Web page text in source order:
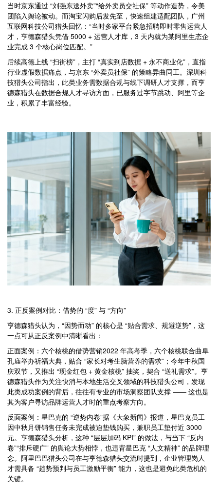
当时京东通过 “刘强东送外卖”“给外卖员交社保” 等动作造势，令美
团陷入舆论被动。而淘宝闪购后发先至，快速组建适配团队，广州
互联网科技公司猎头回忆：“当时多家平台紧急招聘即时零售运营人
才，亨德森猎头凭借 5000 + 运营人才库，3 天内就为某阿里生态企
业完成 3 个核心岗位匹配。”
后续高德上线 “扫街榜”，主打 “真实到店数据 + 永不商业化”，直指
行业虚假数据痛点，与京东 “外卖员社保” 的策略异曲同工。深圳科
技猎头公司指出，此类业务需数据合规与线下调研人才支撑，而亨
德森猎头在数据合规人才寻访方面，已服务过字节跳动、阿里等企
业，积累了丰富经验。
3. 正反案例对比：借势的 “度” 与 “方向”
亨德森猎头认为，“因势而动” 的核心是 “贴合需求、规避逆势”，这
一点可从正反案例中清晰看出：
正面案例：六个核桃的借势营销2022 年高考季，六个核桃联合曲阜
孔庙举办祈福大典，贴合 “家长对考生脑营养的需求”；今年中秋国
庆双节，又推出 “现金红包 + 黄金核桃” 抽奖，契合 “送礼需求”。亨
德森猎头作为关注快消与本地生活交叉领域的科技猎头公司，发现
此类成功案例的背后，往往有专业的市场洞察团队支撑 —— 这也是
其为客户寻访品牌运营人才时的重点考察方向。
反面案例：星巴克的 “逆势内卷”据《大象新闻》报道，星巴克员工
因中秋月饼销售任务未完成被迫垫钱购买，兼职员工垫付近 3000
元。亨德森猎头分析，这种 “层层加码 KPI” 的做法，与当下 “反内
卷”“排斥硬广” 的舆论大势相悖，也违背星巴克 “人文精神” 的品牌理
念。阿里巴巴猎头公司在与亨德森猎头交流时提到，企业管理岗人
才需具备 “趋势预判与员工激励平衡” 能力，这也是避免此类危机的
关键。